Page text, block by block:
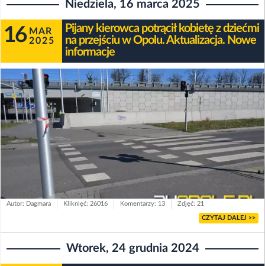
Niedziela, 16 marca 2025
16 MAR
2025
Pijany kierowca potrącił kobietę z dziećmi
na przejściu w Opolu. Aktualizacja. Nowe
informacje
Autor: Dagmara Kliknięć: 26016 Komentarzy: 13 Zdjęć: 21
CZYTAJ DALEJ >>
Wtorek, 24 grudnia 2024